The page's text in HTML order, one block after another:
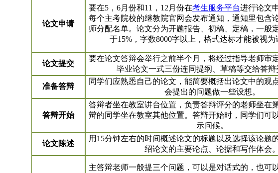
论文申请
要在5，6月份和11，12月份在考生服务平台进行论文
每个主考院校的继教院官网会发布通知，通知里包含
师分配名单。论文分为开题报告、初稿、定稿，一般
于15%，字数8000字以上，格式达标才能被视为
论文提交
要在论文答辩会举行之前半个月，将经过指导老师审
毕业论文一式三份连同提纲、草稿等交给答辩
准备答辩
同学们应熟悉自己的论文，能简要概括出论文中的观
会提出的问题做一些设想。
答辩开始
答辩者坐在教室讲台位置，负责答辩评分的老师坐在
辩的同学坐在教室其他位置。答辩开始时，同学们可
示问候。
论文陈述
用15分钟左右的时间概述论文的标题以及选择该论题
绍论文的主要论点、论据和写作体会。
主答辩老师一般提三个问题，可以是对话式的，也可